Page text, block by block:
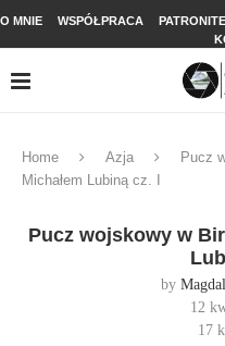
O MNIE WSPÓŁPRACA PATRONITE
Home Azja
Pucz
Michałem Lubiną cz. I
Pucz wojskowy w
by
12
17